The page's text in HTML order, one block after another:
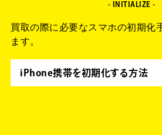
- INITIALIZE -
買取の際に必要なスマホの初期化
ます。
iPhone携帯を初期化する方法